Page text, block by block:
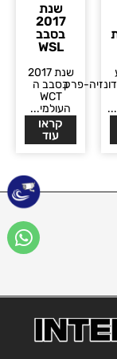
פרק
שנת
2017
בסבב
WSL
שנת 2017
בסבב ה
WCT
העולמי...
קראו
עוד